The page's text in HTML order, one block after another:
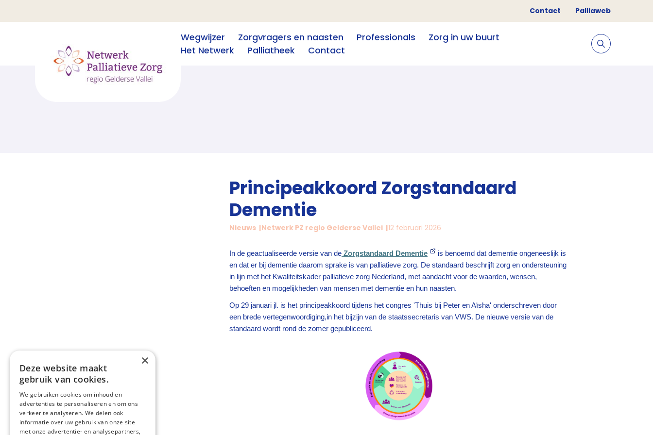
Contact Palliaweb
Wegwijzer Zorgvragers en naasten Professionals
Zorg in uw buurt
Het Netwerk
Palliatheek Contact
Principeakkoord Zorgstandaard
Dementie
Nieuws Netwerk PZ regio Gelderse Vallei 12 februari 2026
In de geactualiseerde versie van de Zorgstandaard Dementie
is benoemd dat dementie ongeneeslijk is
en dat er bij dementie daarom sprake is van palliatieve zorg. De standaard beschrijft zorg en ondersteuning
in lijn met het Kwaliteitskader palliatieve zorg Nederland, met aandacht voor de waarden, wensen,
behoeften en mogelijkheden van mensen met dementie en hun naasten.
Op 29 januari jl. is het principeakkoord tijdens het congres 'Thuis bij Peter en Aïsha' onderschreven door
een brede vertegenwoordiging,in het bijzijn van de staatssecretaris van VWS. De nieuwe versie van de
standaard wordt rond de zomer gepubliceerd.
×
Deze website maakt
gebruik van cookies.
We gebruiken cookies om inhoud en
advertenties te personaliseren en om ons
verkeer te analyseren. We delen ook
informatie over uw gebruik van onze site
met onze advertentie- en analysepartners,